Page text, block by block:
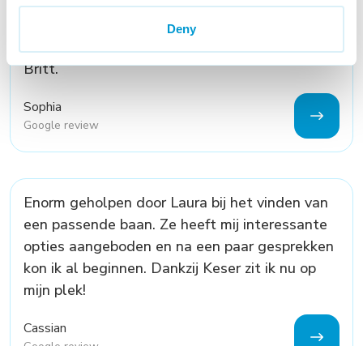
Deny
wat je als werkzoekende wilt.
Zeer goede communicatie. Dank je wel Nils en
Britt.
Sophia
Google review
Enorm geholpen door Laura bij het vinden van
een passende baan. Ze heeft mij interessante
opties aangeboden en na een paar gesprekken
kon ik al beginnen. Dankzij Keser zit ik nu op
mijn plek!
Cassian